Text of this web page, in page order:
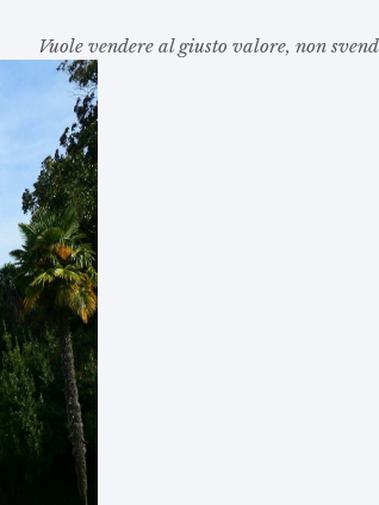
Vuole vendere al giusto valore, non